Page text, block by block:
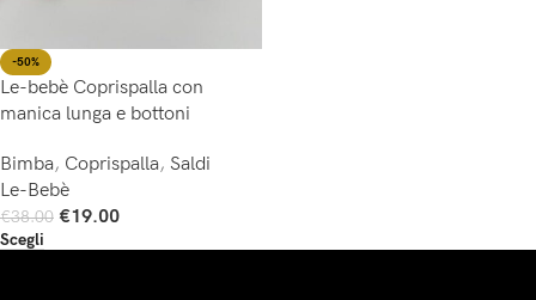
-50%
Le-bebè Coprispalla con
manica lunga e bottoni
Bimba, Coprispalla, Saldi
Le-Bebè
€38.00 €19.00
Scegli